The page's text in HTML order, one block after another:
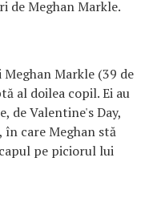
de Meghan Markle.
Markle (39 de
al doilea copil. Ei au
de Valentine's Day,
care Meghan stă
pe piciorul lui